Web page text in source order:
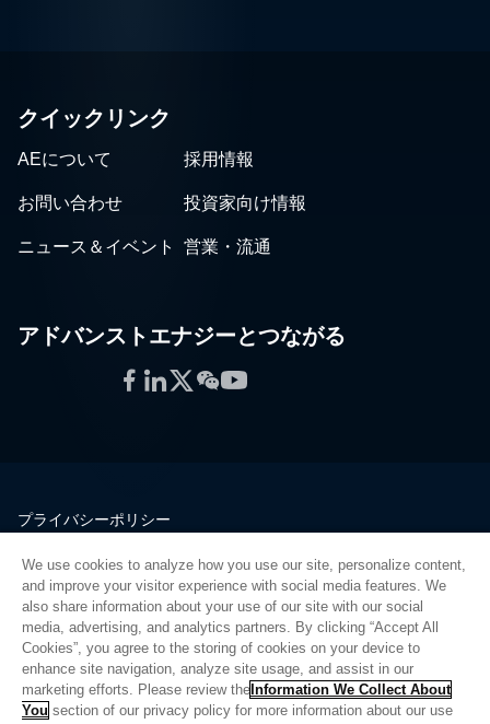
クイックリンク
AEについて 採用情報
お問い合わせ 投資家向け情報
ニュース＆イベント 営業・流通
アドバンストエナジーとつながる
Facebook
LinkedIn
Twitter
WeChat
YouTube
プライバシーポリシー
品質
サイトマップ
サプライヤーポータル
UK Modern Slavery Act
Privacy Preferences
We use cookies to analyze how you use our site, personalize content,
and improve your visitor experience with social media features. We
also share information about your use of our site with our social
media, advertising, and analytics partners. By clicking “Accept All
Cookies”, you agree to the storing of cookies on your device to
enhance site navigation, analyze site usage, and assist in our
marketing efforts. Please review the Information We Collect About
You section of our privacy policy for more information about our use